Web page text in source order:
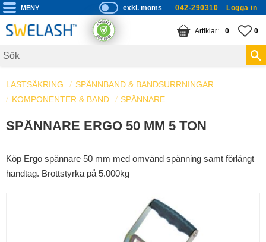
Meny
P
ri
s
s
a
exkl. moms 042-290310 Logga in
0
KUNDVAGN
ANTAL 0
LASTSÄKRING
SPÄNNBAND & BANDSURRNINGAR
KOMPONENTER & BAND
SPÄNNARE
SPÄNNARE ERGO 50 MM 5 TON
Köp Ergo spännare 50 mm med omvänd spänning samt förlängt
handtag. Brottstyrka på 5.000kg